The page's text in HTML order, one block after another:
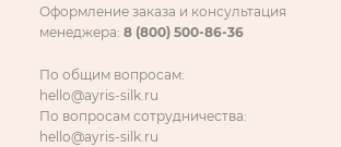
Оформление заказа и консультация
менеджера: 8 (800) 500-86-36
По общим вопросам:
hello@ayris-silk.ru
По вопросам сотрудничества:
hello@ayris-silk.ru